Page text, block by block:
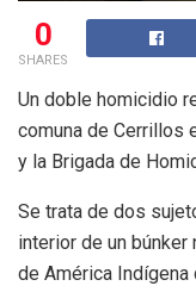
0
SHARES
Un doble homicidio
comuna de Cerrillos
y la Brigada de
Se trata de dos
interior de un
de América